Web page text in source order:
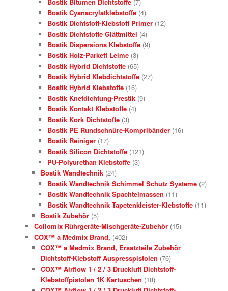
Bostik Bitumen Dichtstoffe (7)
Bostik Cyanacrylatklebstoffe (4)
Bostik Dichtstoff-Klebstoff Primer (12)
Bostik Dichtstoffe Glättmittel (4)
Bostik Dispersions Klebstoffe (9)
Bostik Holz-Parkett Leime (3)
Bostik Hybrid Dichtstoffe (65)
Bostik Hybrid Klebdichtstoffe (27)
Bostik Hybrid Klebstoffe (16)
Bostik Knetdichtung-Prestik (9)
Bostik Kontakt Klebstoffe (4)
Bostik Kork Dichtstoffe (3)
Bostik PE Rundschnüre-Kompribänder (16)
Bostik Reiniger (17)
Bostik Silicon Dichtstoffe (121)
PU-Polyurethan Klebstoffe (3)
Bostik Wandtechnik (24)
Bostik Wandtechnik Schimmel Schutz Systeme (2)
Bostik Wandtechnik Spachtelmassen (11)
Bostik Wandtechnik Tapetenkleister-Klebstoffe (11)
Bostik Zubehör (5)
Collomix Rührgeräte-Mischgeräte-Zubehör (15)
COX™ a Medmix Brand, (402)
COX™ a Medmix Brand, Ersatzteile Zubehör
Dichtstoff-Klebstoff Auspresspistolen (76)
COX™ Airflow 1 / 2 / 3 Druckluft Dichtstoff-
Klebstoffpistolen 1K Kartuschen (18)